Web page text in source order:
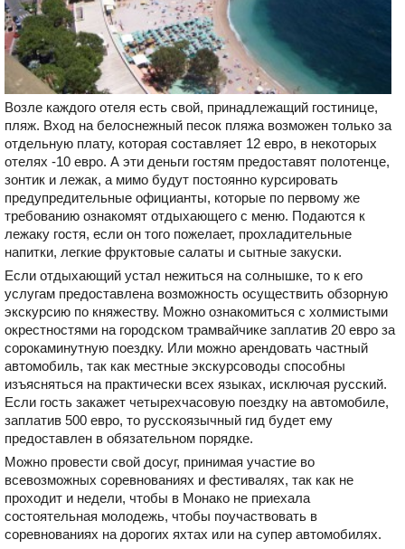
Возле каждого отеля есть свой, принадлежащий гостинице,
пляж. Вход на белоснежный песок пляжа возможен только за
отдельную плату, которая составляет 12 евро, в некоторых
отелях -10 евро. А эти деньги гостям предоставят полотенце,
зонтик и лежак, а мимо будут постоянно курсировать
предупредительные официанты, которые по первому же
требованию ознакомят отдыхающего с меню. Подаются к
лежаку гостя, если он того пожелает, прохладительные
напитки, легкие фруктовые салаты и сытные закуски.
Если отдыхающий устал нежиться на солнышке, то к его
услугам предоставлена возможность осуществить обзорную
экскурсию по княжеству. Можно ознакомиться с холмистыми
окрестностями на городском трамвайчике заплатив 20 евро за
сорокаминутную поездку. Или можно арендовать частный
автомобиль, так как местные экскурсоводы способны
изъясняться на практически всех языках, исключая русский.
Если гость закажет четырехчасовую поездку на автомобиле,
заплатив 500 евро, то русскоязычный гид будет ему
предоставлен в обязательном порядке.
Можно провести свой досуг, принимая участие во
всевозможных соревнованиях и фестивалях, так как не
проходит и недели, чтобы в Монако не приехала
состоятельная молодежь, чтобы поучаствовать в
соревнованиях на дорогих яхтах или на супер автомобилях.